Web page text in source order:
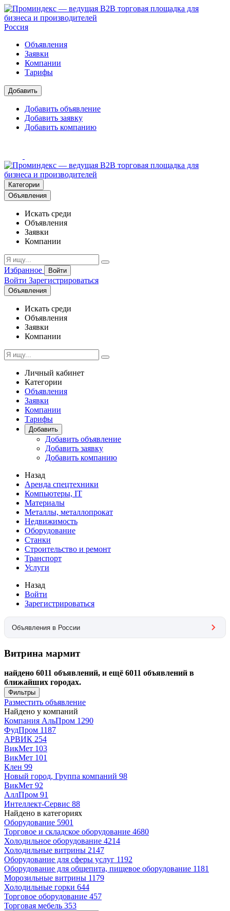
Россия
Объявления
Заявки
Компании
Тарифы
Добавить
Добавить объявление
Добавить заявку
Добавить компанию
Категории
Объявления
Искать среди
Объявления
Заявки
Компании
Избранное Войти
Войти Зарегистрироваться
Объявления
Искать среди
Объявления
Заявки
Компании
Личный кабинет
Категории
Объявления
Заявки
Компании
Тарифы
Добавить
Добавить объявление
Добавить заявку
Добавить компанию
Назад
Аренда спецтехники
Компьютеры, IT
Материалы
Металлы, металлопрокат
Недвижимость
Оборудование
Станки
Строительство и ремонт
Транспорт
Услуги
Назад
Войти
Зарегистрироваться
Объявления в России
Витрина мармит
найдено 6011 объявлений, и ещё 6011 объявлений в
ближайших городах.
Фильтры
Разместить объявление
Найдено у компаний
Компания АльПром 1290
ФудПром 1187
АРВИК 254
ВикМет 103
ВикМет 101
Клен 99
Новый город, Группа компаний 98
ВикМет 92
АллПром 91
Интеллект-Сервис 88
Найдено в категориях
Оборудование 5901
Торговое и складское оборудование 4680
Холодильное оборудование 4214
Холодильные витрины 2147
Оборудование для сферы услуг 1192
Оборудование для общепита, пищевое оборудование 1181
Морозильные витрины 1179
Холодильные горки 644
Торговое оборудование 457
Торговая мебель 353